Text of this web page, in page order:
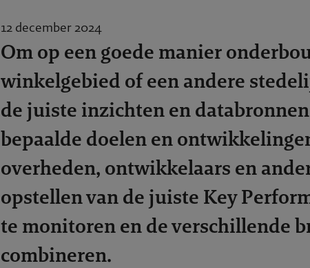
12 december 2024
Om op een goede manier
winkelgebied of een andere
de juiste inzichten en
bepaalde doelen en
overheden, ontwikkelaars en
opstellen van de juiste Key
te monitoren en de verschillende
combineren.